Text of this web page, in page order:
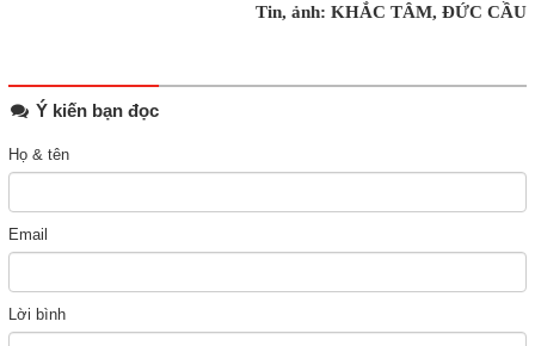
Tin, ảnh: KHẮC TÂM, ĐỨC CẦU
Ý kiến bạn đọc
Họ & tên
Email
Lời bình